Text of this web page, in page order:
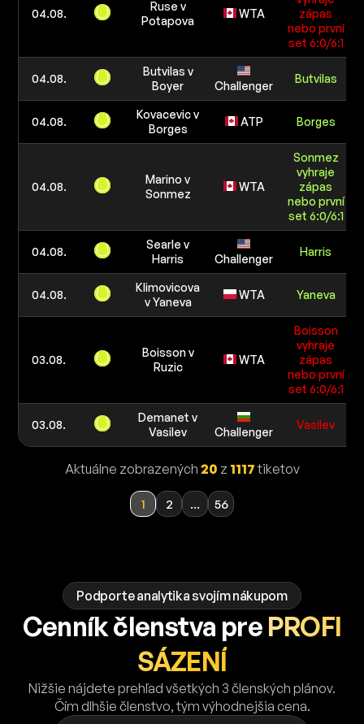
04.08.
Ruse v
Potapova
WTA
zápas
nebo první
set 6:0/6:1
04.08.
Butvilas v
Boyer
Challenger
Butvilas
04.08.
Kovacevic v
Borges
ATP Borges
04.08.
Marino v
Sonmez
WTA
Sonmez
vyhraje
zápas
nebo první
set 6:0/6:1
04.08.
Searle v
Harris
Challenger
Harris
04.08.
Klimovicova
v Yaneva
WTA Yaneva
03.08.
Boisson v
Ruzic
WTA
Boisson
vyhraje
zápas
nebo první
set 6:0/6:1
03.08.
Demanet v
Vasilev
Challenger
Vasilev
Aktuálne zobrazených 20 z 1117tiketov
1 2 ... 56
Podporte analytika svojím nákupom
Cenník členstva pre PROFI
SÁZENÍ
Nižšie nájdete prehľad všetkých 3 členských plánov.
Čím dlhšie členstvo, tým výhodnejšia cena.